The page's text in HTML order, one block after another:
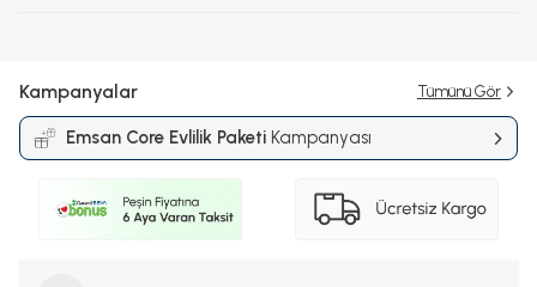
Kampanyalar Tümünü Gör
Emsan Core Evlilik Paketi Kampanyası